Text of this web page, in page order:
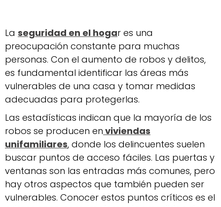
La seguridad en el hogar es una
preocupación constante para muchas
personas. Con el aumento de robos y delitos,
es fundamental identificar las áreas más
vulnerables de una casa y tomar medidas
adecuadas para protegerlas.
Las estadísticas indican que la mayoría de los
robos se producen en viviendas
unifamiliares, donde los delincuentes suelen
buscar puntos de acceso fáciles. Las puertas y
ventanas son las entradas más comunes, pero
hay otros aspectos que también pueden ser
vulnerables. Conocer estos puntos críticos es el